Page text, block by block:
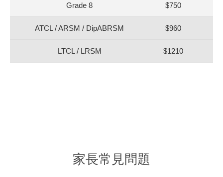
Grade 8 $750
ATCL / ARSM / DipABRSM $960
LTCL / LRSM $1210
家長常見問題